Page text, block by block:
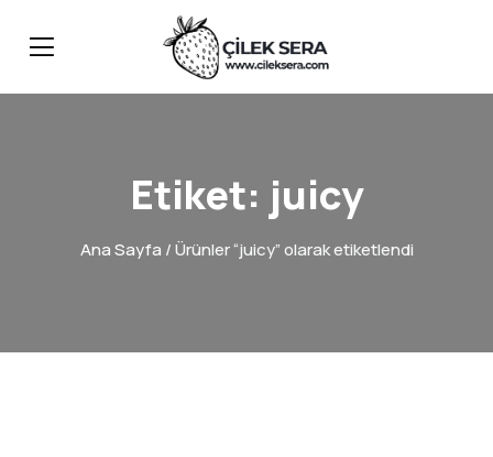
Etiket: juicy
Ana Sayfa / Ürünler “juicy” olarak etiketlendi